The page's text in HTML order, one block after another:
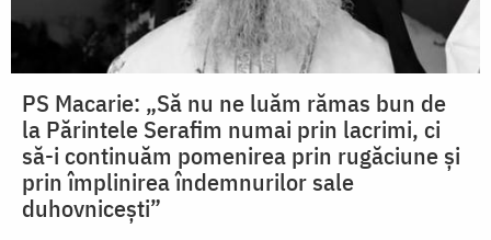
PS Macarie: „Să nu ne luăm rămas bun de
la Părintele Serafim numai prin lacrimi, ci
să-i continuăm pomenirea prin rugăciune și
prin împlinirea îndemnurilor sale
duhovnicești”